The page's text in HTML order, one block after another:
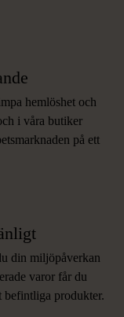
hemlöshet och
i våra butiker
på ett
din miljöpåverkan
varor får du
befintliga produkter.